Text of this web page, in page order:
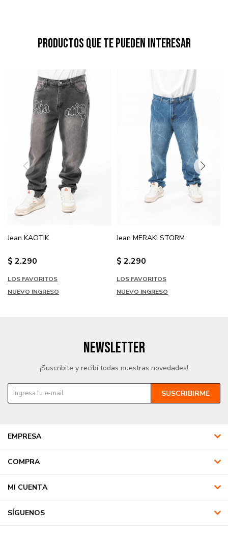
Productos que te pueden interesar
Jean KAOTIK
$ 2.290
LOS FAVORITOS
NUEVO INGRESO
Jean MERAKI STORM
$ 2.290
LOS FAVORITOS
NUEVO INGRESO
EMPRESA
COMPRA
MI CUENTA
SÍGUENOS
NEWSLETTER
¡Suscribite y recibí todas nuestras novedades!
SUSCRIBIRME